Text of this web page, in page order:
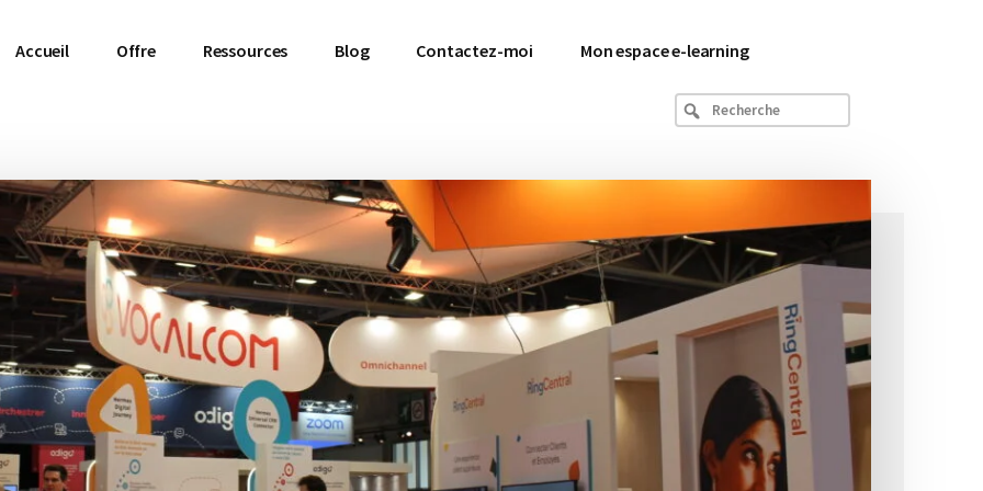
Accueil Offre Ressources Blog Contactez-moi Mon espace e-learning
Recherche